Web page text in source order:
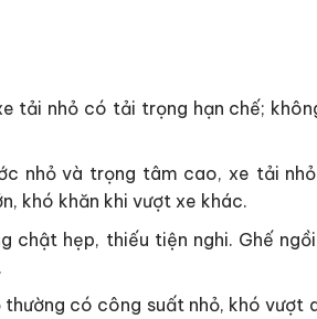
tải nhỏ có tải trọng hạn chế;
nhỏ và trọng tâm cao, xe tải
khó khăn khi vượt xe khác.
chật hẹp, thiếu tiện nghi. Ghế
có công suất nhỏ, khó vượt